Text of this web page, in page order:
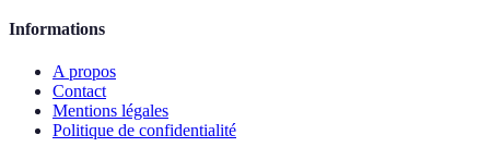
Informations
A propos
Contact
Mentions légales
Politique de confidentialité